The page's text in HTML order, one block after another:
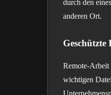
durch den
anderen Ort.
Remote-Arbeit
wichtigen